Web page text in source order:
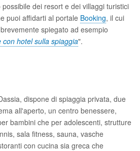
dei resort e dei villaggi turistici
puoi affidarti al portale Booking, il cui
spiegato ad esempio
con hotel sulla spiaggia".
dispone di spiaggia privata, due
all'aperto, un centro benessere,
bambini che per adolescenti, strutture
sala fitness, sauna, vasche
con cucina sia greca che